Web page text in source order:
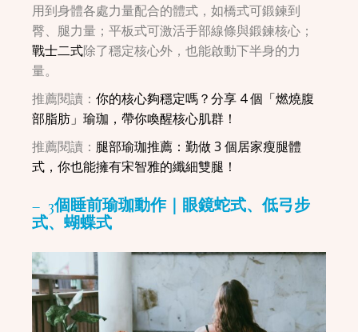
用到身體各處力量配合的體式，如橋式可鍛鍊到
臀、腿力量；平板式可激活手部線條與鍛鍊核心；
戰士二式除了穩定核心外，也能啟動下半身的力
量。
推薦閱讀：你的核心夠穩定嗎？分享 4 個「燃燒腹
部脂肪」瑜珈，帶你喚醒核心肌群！
推薦閱讀： 腿部瑜珈推薦：勤做 3 個居家瘦腿體
式，你也能擁有宋智雅的纖細雙腿！
– 3個睡前瑜珈動作｜眼鏡蛇式、低弓步
式、蝴蝶式